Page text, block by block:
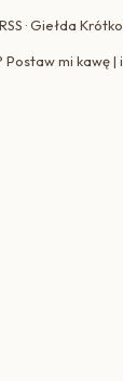
RSS ·Giełda
Postaw mi kawę|